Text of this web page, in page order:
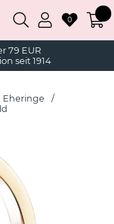
79 EUR
seit 1914
0
Eheringe